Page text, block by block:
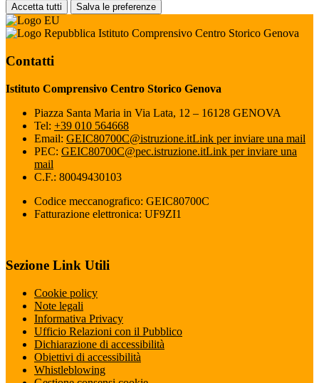
Accetta tutti Salva le preferenze
Istituto Comprensivo Centro Storico Genova
Contatti
Istituto Comprensivo Centro Storico Genova
Piazza Santa Maria in Via Lata, 12 – 16128 GENOVA
Tel: +39 010 564668
Email: GEIC80700C@istruzione.itLink per inviare una mail
PEC: GEIC80700C@pec.istruzione.itLink per inviare una
mail
C.F.: 80049430103
Codice meccanografico: GEIC80700C
Fatturazione elettronica: UF9ZI1
Sezione Link Utili
Cookie policy
Note legali
Informativa Privacy
Ufficio Relazioni con il Pubblico
Dichiarazione di accessibilità
Obiettivi di accessibilità
Whistleblowing